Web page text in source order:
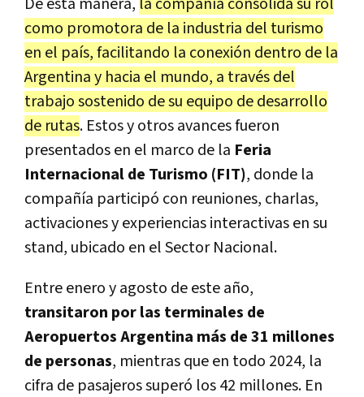
como promotora de la industria del turismo
en el país, facilitando la conexión dentro de la
Argentina y hacia el mundo, a través del
trabajo sostenido de su equipo de desarrollo
de rutas. Estos y otros avances fueron
presentados en el marco de la Feria
Internacional de Turismo (FIT), donde la
compañía participó con reuniones, charlas,
activaciones y experiencias interactivas en su
stand, ubicado en el Sector Nacional.
Entre enero y agosto de este año,
transitaron por las terminales de
Aeropuertos Argentina más de 31 millones
de personas, mientras que en todo 2024, la
cifra de pasajeros superó los 42 millones. En